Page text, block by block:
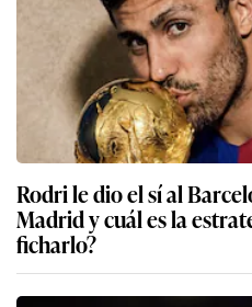
Rodri le dio el sí al
Madrid y cuál es la
ficharlo?